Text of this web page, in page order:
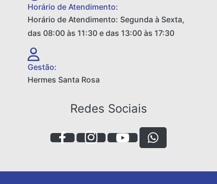
Horário de Atendimento:
Horário de Atendimento: Segunda à Sexta,
das 08:00 às 11:30 e das 13:00 às 17:30
Gestão:
Hermes Santa Rosa
Redes Sociais